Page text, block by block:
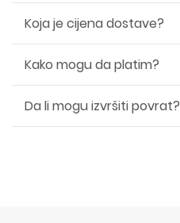
Koja je cijena dostave?
Kako mogu da platim?
Da li mogu izvršiti povrat?